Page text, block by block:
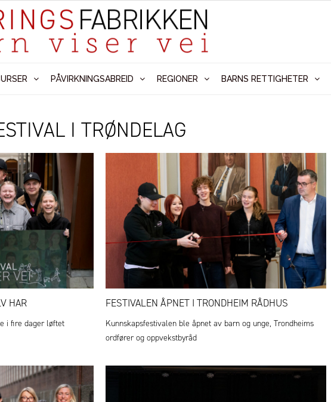
PÅVIRKNINGSABREID REGIONER BARNS RETTIGHETER
I TRØNDELAG
HAR
i fire dager løftet
FESTIVALEN ÅPNET I TRONDHEIM RÅDHUS
Kunnskapsfestivalen ble åpnet av barn og unge, Trondheims
ordfører og oppvekstbyråd